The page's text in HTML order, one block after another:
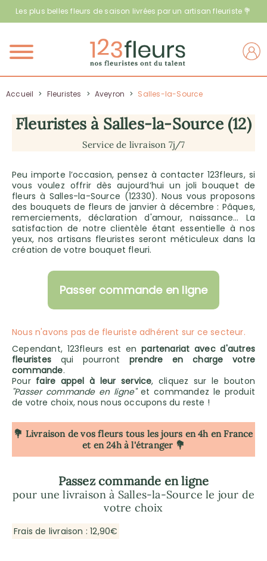
Les plus belles fleurs de saison livrées par un artisan fleuriste 💐
Menu
Accueil > Fleuristes > Aveyron > Salles-la-Source
Fleuristes à Salles-la-Source (12)
Service de livraison 7j/7
Peu importe l’occasion, pensez à contacter 123fleurs, si
vous voulez offrir dès aujourd’hui un joli bouquet de
fleurs à Salles-la-Source (12330). Nous vous proposons
des bouquets de fleurs de janvier à décembre : Pâques,
remerciements, déclaration d'amour, naissance… La
satisfaction de notre clientèle étant essentielle à nos
yeux, nos artisans fleuristes seront méticuleux dans la
création de votre bouquet fleuri.
Passer commande en ligne
Nous n'avons pas de fleuriste adhérent sur ce secteur.
Cependant, 123fleurs est enpartenariat avec d'autres
fleuristes qui pourrontprendre en charge votre
commande.
Pour faire appel à leur service, cliquez sur le bouton
"Passer commande en ligne"et commandez le produit
de votre choix, nous nous occupons du reste !
💐 Livraison de vos fleurs tous les jours en 4h en France
et en 24h à l'étranger 💐
Passez commande en ligne
pour une livraison à Salles-la-Source le jour de
votre choix
Frais de livraison : 12,90€